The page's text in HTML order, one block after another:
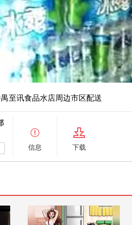
至讯食品水店周边市区配送
信息 下载